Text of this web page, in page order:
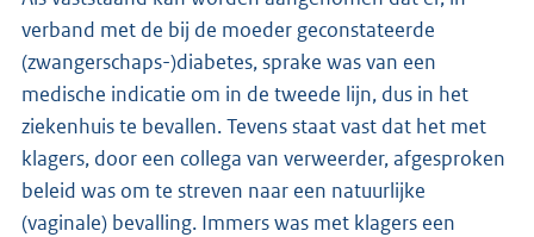
verband met de bij de moeder geconstateerde
(zwangerschaps-)diabetes, sprake was van een
medische indicatie om in de tweede lijn, dus in het
ziekenhuis te bevallen. Tevens staat vast dat het met
klagers, door een collega van verweerder, afgesproken
beleid was om te streven naar een natuurlijke
(vaginale) bevalling. Immers was met klagers een